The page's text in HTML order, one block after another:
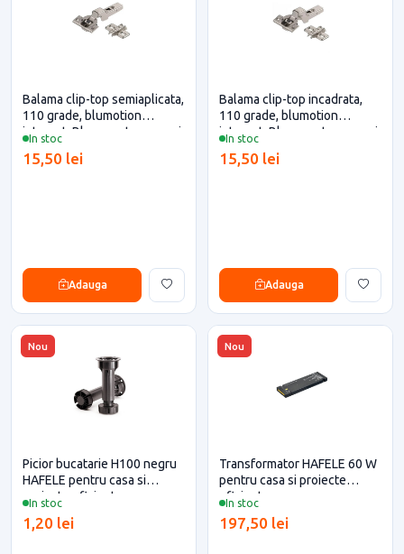
In stoc
Balama clip-top semiaplicata,
110 grade, blumotion
integrat, Blum pentru casa si
15,50 lei
Adauga
In stoc
Balama clip-top incadrata,
110 grade, blumotion
integrat, Blum pentru casa si
15,50 lei
Adauga
Nou
In stoc
Picior bucatarie H100 negru
HAFELE pentru casa si
proiecte eficiente
1,20 lei
Nou
In stoc
Transformator HAFELE 60 W
pentru casa si proiecte
eficiente
197,50 lei